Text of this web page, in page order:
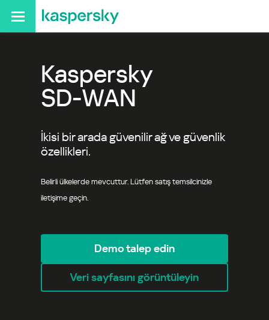
Kaspersky
SD-WAN
İkisi bir arada güvenilir ağ ve güvenlik
özellikleri.
Belirli ülkelerde mevcuttur. Lütfen satış temsilcinizle
iletişime geçin.
Demo talep edin
Veri sayfasını görüntüleyin